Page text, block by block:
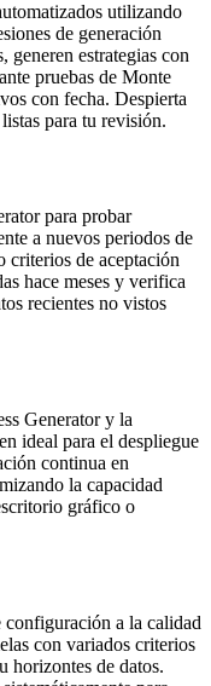
utilizando
de generación
generen estrategias con
pruebas de Monte
con fecha. Despierta
para tu revisión.
para probar
a nuevos periodos de
criterios de aceptación
hace meses y verifica
recientes no vistos
Generator y la
ideal para el despliegue
continua en
la capacidad
gráfico o
configuración a la calidad
con variados criterios
horizontes de datos.